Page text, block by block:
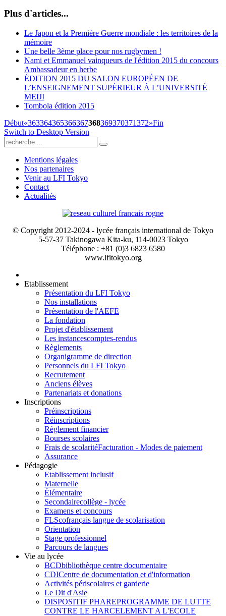
Plus d'articles...
Le Japon et la Première Guerre mondiale : les territoires de la
mémoire
Une belle 3ème place pour nos rugbymen !
Nami et Emmanuel vainqueurs de l'édition 2015 du concours
Ambassadeur en herbe
ÉDITION 2015 DU SALON EUROPÉEN DE
L’ENSEIGNEMENT SUPÉRIEUR À L’UNIVERSITÉ
MEIJI
Tombola édition 2015
Début«363364365366367368369370371372»Fin
Switch to Desktop Version
Mentions légales
Nos partenaires
Venir au LFI Tokyo
Contact
Actualités
© Copyright 2012-2024 - lycée français international de Tokyo
5-57-37 Takinogawa Kita-ku, 114-0023 Tokyo
Téléphone : +81 (0)3 6823 6580
www.lfitokyo.org
Etablissement
Présentation du LFI Tokyo
Nos installations
Présentation de l'AEFE
La fondation
Projet d'établissement
Les instancescomptes-rendus
Règlements
Organigramme de direction
Personnels du LFI Tokyo
Recrutement
Anciens élèves
Partenariats et donations
Inscriptions
Préinscriptions
Réinscriptions
Règlement financier
Bourses scolaires
Frais de scolaritéFacturation - Modes de paiement
Assurance
Pédagogie
Etablissement inclusif
Maternelle
Élémentaire
Secondairecollège - lycée
Examens et concours
FLScofrançais langue de scolarisation
Orientation
Stage professionnel
Parcours de langues
Vie au lycée
BCDbibliothèque centre documentaire
CDICentre de documentation et d'information
Activités périscolaires et garderie
Le Dit d'Asie
DISPOSITIF PHAREPROGRAMME DE LUTTE
CONTRE LE HARCELEMENT A L'ECOLE